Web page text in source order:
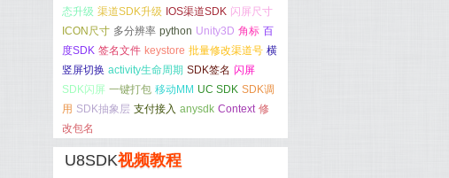
态升级 渠道SDK升级 IOS渠道SDK 闪屏尺寸
ICON尺寸 多分辨率 python Unity3D 角标 百
度SDK 签名文件 keystore 批量修改渠道号 横
竖屏切换 activity生命周期 SDK签名 闪屏
SDK闪屏 一键打包 移动MM UC SDK SDK调
用 SDK抽象层 支付接入 anysdk Context 修
改包名
U8SDK视频教程